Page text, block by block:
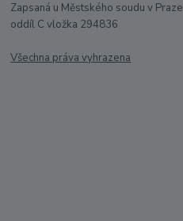
Zapsaná u Městského soudu v Praze
oddíl C vložka 294836
Všechna práva vyhrazena